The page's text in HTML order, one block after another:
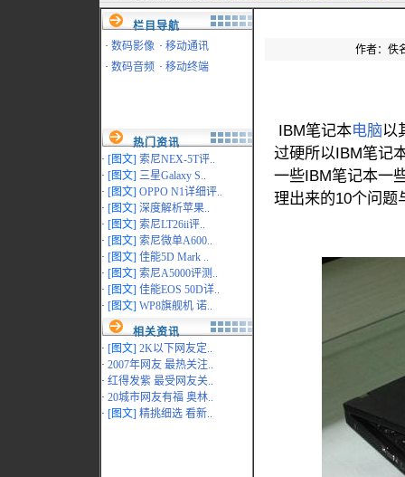
栏目导航
· 数码影像 · 移动通讯
· 数码音频 · 移动终端
热门资讯
· [图文] 索尼NEX-5T评..
· [图文] 三星Galaxy S..
· [图文] OPPO N1详细评..
· [图文] 深度解析苹果..
· [图文] 索尼LT26ii评..
· [图文] 索尼微单A600..
· [图文] 佳能5D Mark ..
· [图文] 索尼A5000评测..
· [图文] 佳能EOS 50D详..
· [图文] WP8旗舰机 诺..
相关资讯
· [图文] 2K以下网友定..
· 2007年网友 最热关注..
· 红得发紫 最受网友关..
· 20城市网友有福 奥林..
· [图文] 精挑细选 看新..
作者：佚
IBM笔记本电脑以
过硬所以IBM笔记
一些IBM笔记本一
理出来的10个问题